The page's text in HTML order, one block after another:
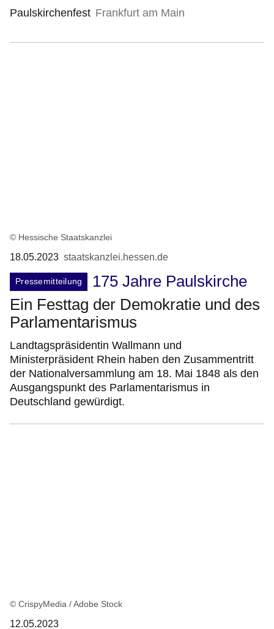
Paulskirchenfest Frankfurt am Main
© Hessische Staatskanzlei
18.05.2023 staatskanzlei.hessen.de
Pressemitteilung
175 Jahre Paulskirche
Ein Festtag der Demokratie und des
Parlamentarismus
Landtagspräsidentin Wallmann und
Ministerpräsident Rhein haben den Zusammentritt
der Nationalversammlung am 18. Mai 1848 als den
Ausgangspunkt des Parlamentarismus in
Deutschland gewürdigt.
© CrispyMedia / Adobe Stock
12.05.2023